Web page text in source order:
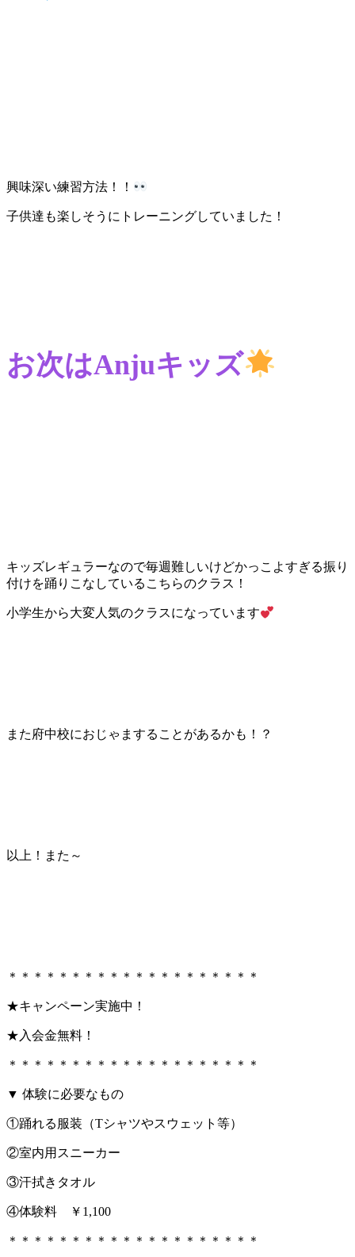
興味深い練習方法！！
子供達も楽しそうにトレーニングしていました！
お次はAnjuキッズ
キッズレギュラーなので毎週難しいけどかっこよすぎる振り
付けを踊りこなしているこちらのクラス！
小学生から大変人気のクラスになっています
また府中校におじゃますることがあるかも！？
以上！また～
＊＊＊＊＊＊＊＊＊＊＊＊＊＊＊＊＊＊＊＊
★キャンペーン実施中！
★入会金無料！
＊＊＊＊＊＊＊＊＊＊＊＊＊＊＊＊＊＊＊＊
▼ 体験に必要なもの
①踊れる服装（Tシャツやスウェット等）
②室内用スニーカー
③汗拭きタオル
④体験料 ￥1,100
＊＊＊＊＊＊＊＊＊＊＊＊＊＊＊＊＊＊＊＊